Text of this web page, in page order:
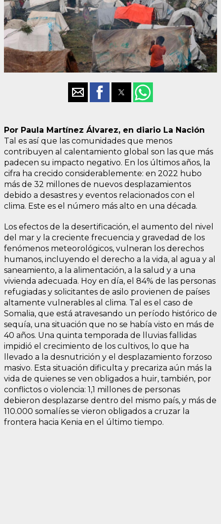
Por Paula Martínez Álvarez, en diario La Nación
Tal es así que las comunidades que menos
contribuyen al calentamiento global son las que más
padecen su impacto negativo. En los últimos años, la
cifra ha crecido considerablemente: en 2022 hubo
más de 32 millones de nuevos desplazamientos
debido a desastres y eventos relacionados con el
clima. Este es el número más alto en una década.
Los efectos de la desertificación, el aumento del nivel
del mar y la creciente frecuencia y gravedad de los
fenómenos meteorológicos, vulneran los derechos
humanos, incluyendo el derecho a la vida, al agua y al
saneamiento, a la alimentación, a la salud y a una
vivienda adecuada. Hoy en día, el 84% de las personas
refugiadas y solicitantes de asilo provienen de países
altamente vulnerables al clima. Tal es el caso de
Somalia, que está atravesando un período histórico de
sequía, una situación que no se había visto en más de
40 años. Una quinta temporada de lluvias fallidas
impidió el crecimiento de los cultivos, lo que ha
llevado a la desnutrición y el desplazamiento forzoso
masivo. Esta situación dificulta y precariza aún más la
vida de quienes se ven obligados a huir, también, por
conflictos o violencia: 1,1 millones de personas
debieron desplazarse dentro del mismo país, y más de
110.000 somalíes se vieron obligados a cruzar la
frontera hacia Kenia en el último tiempo.